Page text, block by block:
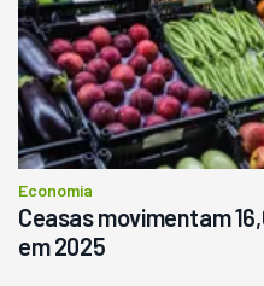
Economia
Ceasas movimentam
em 2025